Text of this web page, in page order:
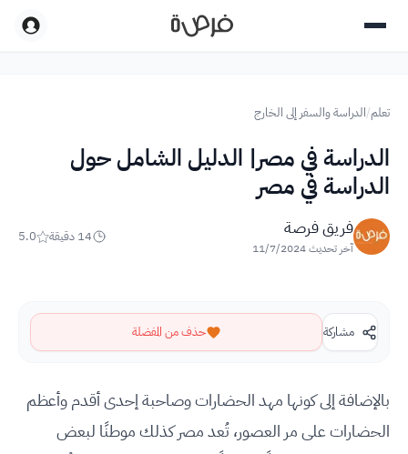
تعلم/الدراسة والسفر إلى الخارج
الدراسة في مصر| الدليل الشامل حول
الدراسة في مصر
فريق فرصة
آخر تحديث11/7/2024
14 دقيقة 5.0
مشاركة حذف من المفضلة
بالإضافة إلى كونها مهد الحضارات وصاحبة إحدى أقدم وأعظم
الحضارات على مر العصور، تُعد مصر كذلك موطنًا لبعض